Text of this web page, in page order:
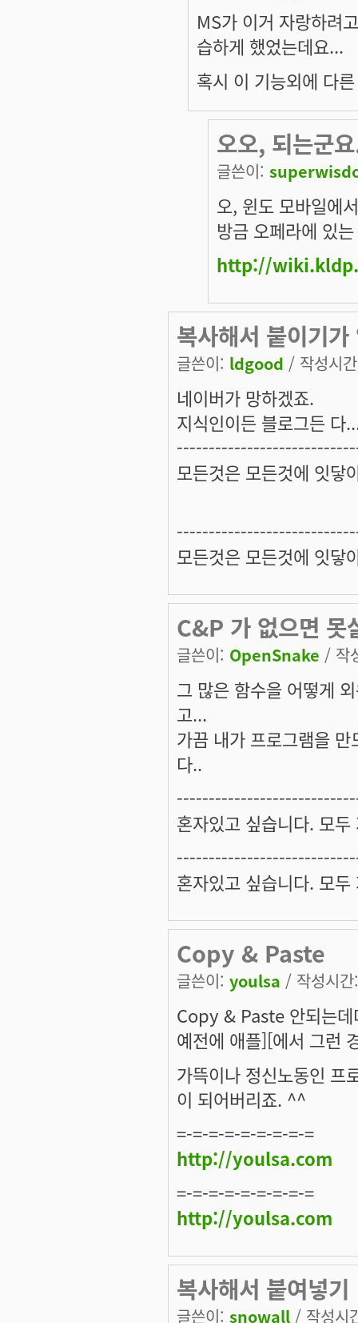
MS가 이거 자랑하려
습하게 했었는데요...
혹시 이 기능외에 다
오오, 되는군
글쓴이:
오, 윈도 모바일에
방금 오페라에 있
http://
복사해서 붙이기가
글쓴이: ldgood / 작성시
네이버가 망하겠죠.
지식인이든 블로그든 다
모든것은 모든것에 잇닿
모든것은 모든것에 잇닿
C&P 가 없으면 못
글쓴이: OpenSnake / 작
그 많은 함수을 어떻게
고...
가끔 내가 프로그램을
다..
혼자있고 싶습니다. 모
혼자있고 싶습니다. 모
Copy & Paste
글쓴이: youlsa / 작성시
Copy & Paste 안되는데
예전에 애플][에서 그런
가뜩이나 정신노동인 프
이 되어버리죠. ^^
=-=-=-=-=-=-=-=-=
http://youlsa.com
=-=-=-=-=-=-=-=-=
http://youlsa.com
복사해서 붙여넣기
글쓴이: snowall / 작성시